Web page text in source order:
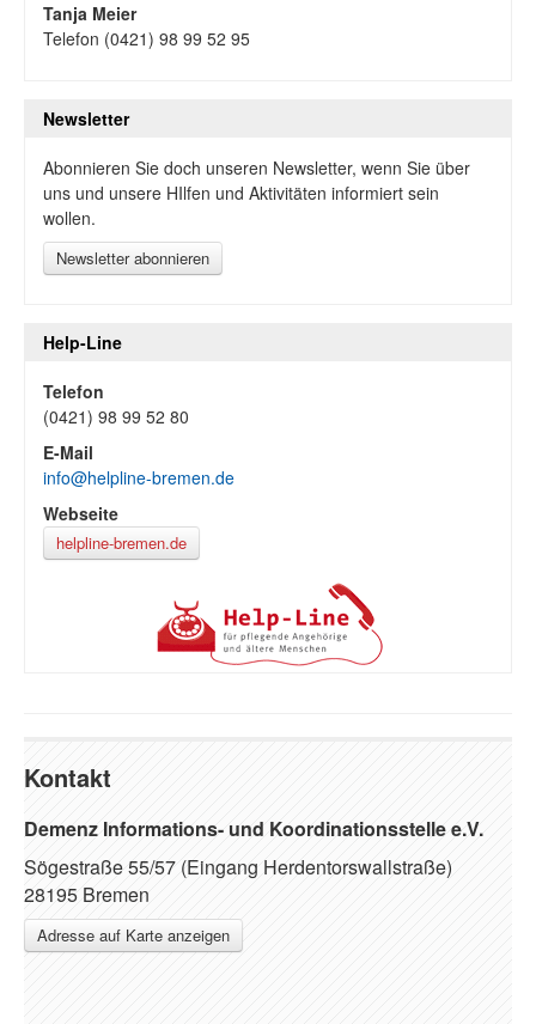
Tanja Meier
Telefon (0421) 98 99 52 95
Newsletter
Abonnieren Sie doch unseren Newsletter, wenn Sie über
uns und unsere HIlfen und Aktivitäten informiert sein
wollen.
Newsletter abonnieren
Help-Line
Telefon
(0421) 98 99 52 80
E-Mail
info@helpline-bremen.de
Webseite
helpline-bremen.de
Kontakt
Demenz Informations- und Koordinationsstelle e.V.
Sögestraße 55/57 (Eingang Herdentorswallstraße)
28195 Bremen
Adresse auf Karte anzeigen